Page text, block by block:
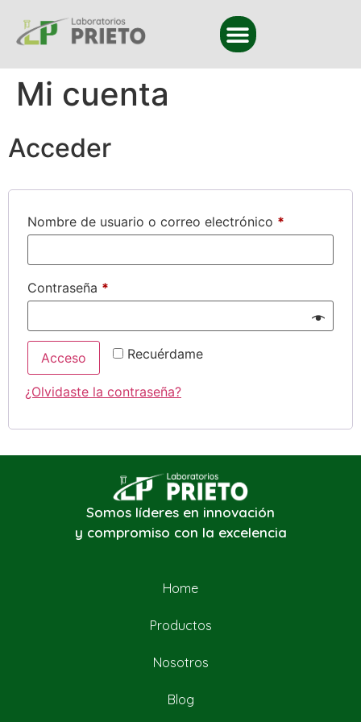
Mi cuenta
Acceder
Nombre de usuario o correo electrónico *
Contraseña *
Recuérdame
Acceso
¿Olvidaste la contraseña?
Somos líderes en innovación
y compromiso con la excelencia
Home
Productos
Nosotros
Blog